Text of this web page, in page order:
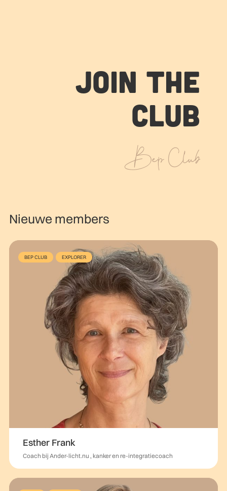
Join the
club
Bep Club
Nieuwe members
BEP CLUB EXPLORER
Esther Frank
Coach bij Ander-licht.nu , kanker en re-integratiecoach